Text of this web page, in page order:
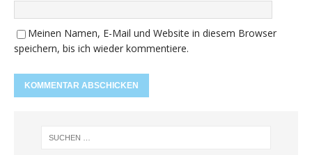
Meinen Namen, E-Mail und Website in diesem Browser
speichern, bis ich wieder kommentiere.